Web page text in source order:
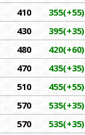
410 355(+55)
430 395(+35)
480 420(+60)
470 435(+35)
510 455(+55)
570 535(+35)
570 535(+35)